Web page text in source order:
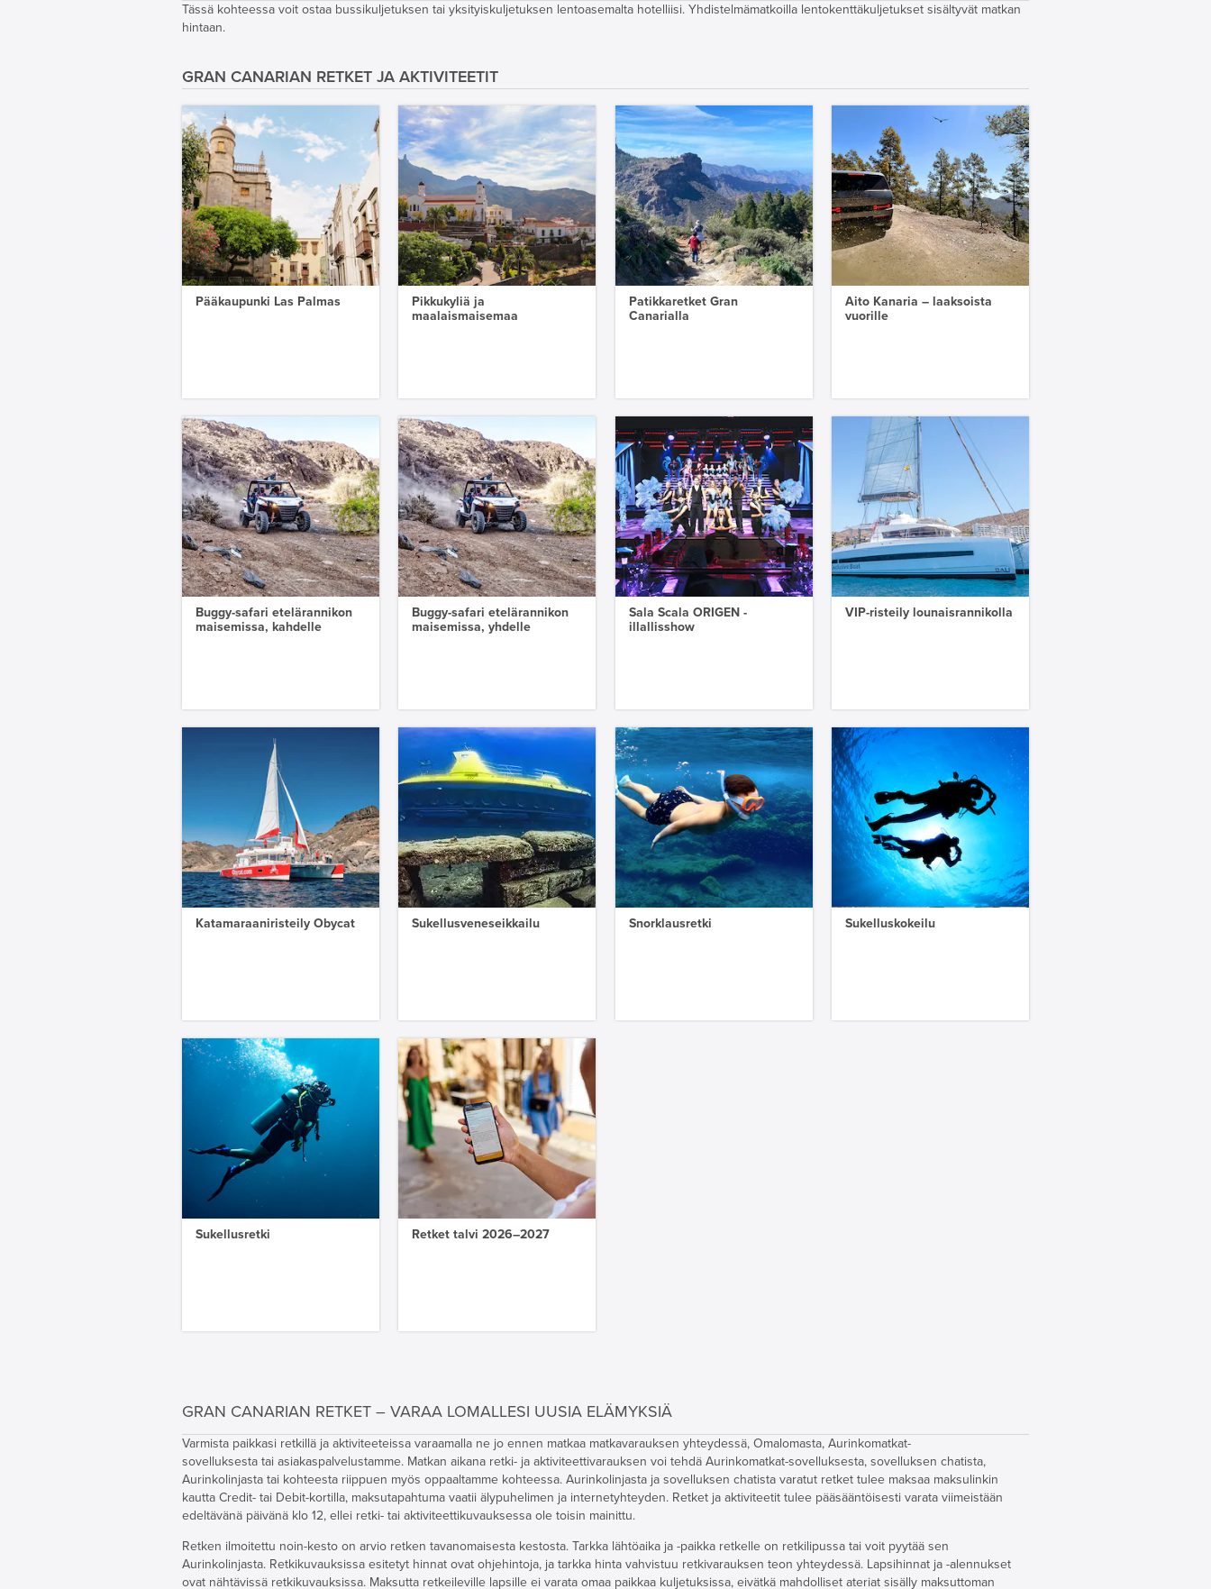
Tässä kohteessa voit ostaa bussikuljetuksen tai yksityiskuljetuksen lentoasemalta hotelliisi. Yhdistelmämatkoilla lentokenttäkuljetukset sisältyvät matkan
hintaan.
GRAN CANARIAN RETKET JA AKTIVITEETIT
Pääkaupunki Las Palmas
Pikkukyliä ja
maalaismaisemaa
Patikkaretket Gran
Canarialla
Aito Kanaria – laaksoista
vuorille
Buggy-safari etelärannikon
maisemissa, kahdelle
Buggy-safari etelärannikon
maisemissa, yhdelle
Sala Scala ORIGEN -
illallisshow
VIP-risteily lounaisrannikolla
Katamaraaniristeily Obycat Sukellusveneseikkailu Snorklausretki Sukelluskokeilu
Sukellusretki Retket talvi 2026–2027
GRAN CANARIAN RETKET – VARAA LOMALLESI UUSIA ELÄMYKSIÄ
Varmista paikkasi retkillä ja aktiviteeteissa varaamalla ne jo ennen matkaa matkavarauksen yhteydessä, Omalomasta, Aurinkomatkat-
sovelluksesta tai asiakaspalvelustamme. Matkan aikana retki- ja aktiviteettivarauksen voi tehdä Aurinkomatkat-sovelluksesta, sovelluksen chatista,
Aurinkolinjasta tai kohteesta riippuen myös oppaaltamme kohteessa. Aurinkolinjasta ja sovelluksen chatista varatut retket tulee maksaa maksulinkin
kautta Credit- tai Debit-kortilla, maksutapahtuma vaatii älypuhelimen ja internetyhteyden. Retket ja aktiviteetit tulee pääsääntöisesti varata viimeistään
edeltävänä päivänä klo 12, ellei retki- tai aktiviteettikuvauksessa ole toisin mainittu.
Retken ilmoitettu noin-kesto on arvio retken tavanomaisesta kestosta. Tarkka lähtöaika ja -paikka retkelle on retkilipussa tai voit pyytää sen
Aurinkolinjasta. Retkikuvauksissa esitetyt hinnat ovat ohjehintoja, ja tarkka hinta vahvistuu retkivarauksen teon yhteydessä. Lapsihinnat ja -alennukset
ovat nähtävissä retkikuvauksissa. Maksutta retkeileville lapsille ei varata omaa paikkaa kuljetuksissa, eivätkä mahdolliset ateriat sisälly maksuttoman